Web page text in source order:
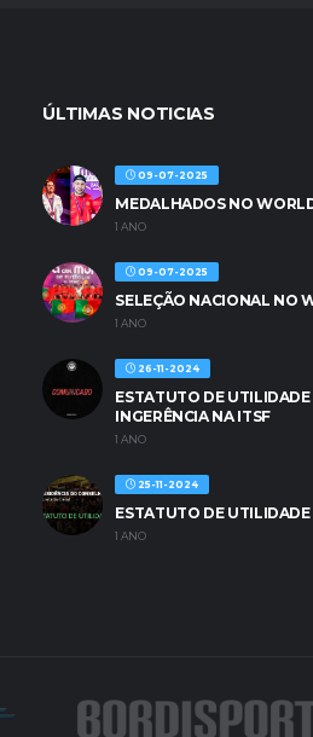
ÚLTIMAS NOTICIAS
09-07-2025
MEDALHADOS NO
1 ANO
09-07-2025
SELEÇÃO NACIONAL NO
1 ANO
26-11-2024
ESTATUTO DE
INGERÊNCIA NA ITSF
1 ANO
25-11-2024
ESTATUTO DE
1 ANO